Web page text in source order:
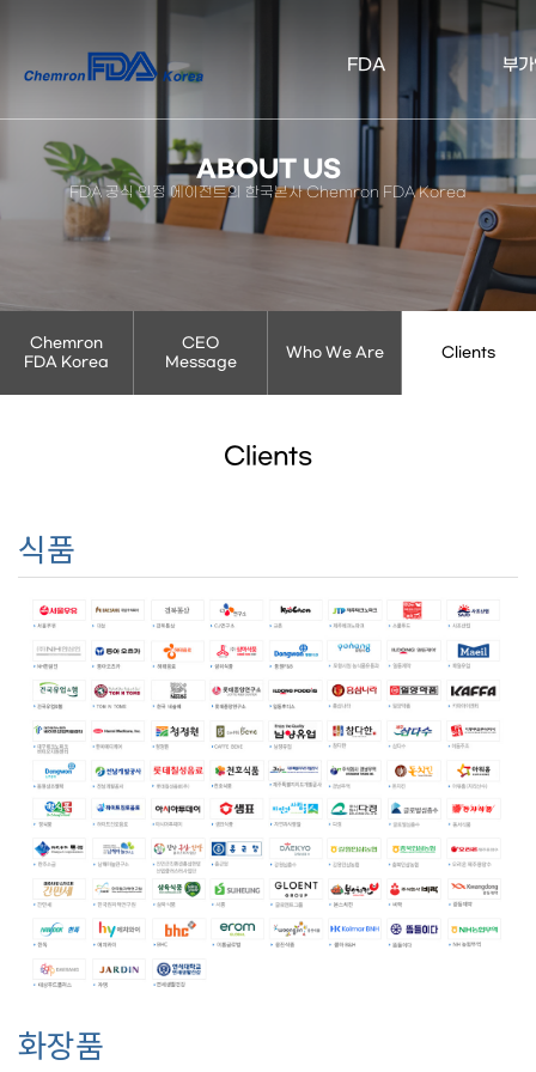
켐
론
FDA
코
FDA 부
ABOUT US
FDA 공식 인정 에이전트의 한국본사 Chemron FDA Korea
Chemron
FDA Korea
CEO
Message
Who We Are Clients
Clients
식품
화장품